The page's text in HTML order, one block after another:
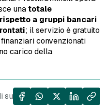
unatotale
a gruppi bancari
; il servizio è gratuito
convenzionati
carico della
su